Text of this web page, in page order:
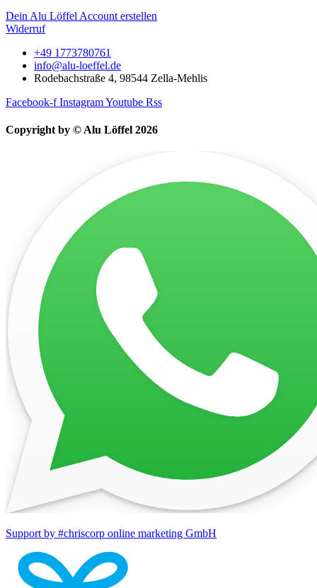
Dein Alu Löffel Account erstellen
Widerruf
+49 1773780761
info@alu-loeffel.de
Rodebachstraße 4, 98544 Zella-Mehlis
Facebook-f InstagramYoutube Rss
Copyright by © Alu Löffel 2026
Support by #chriscorp online marketing GmbH